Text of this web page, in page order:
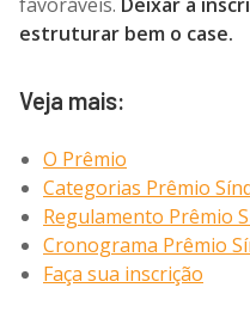
estruturar bem o case.
Veja mais:
O Prêmio
Categorias Prêmio
Regulamento Prêmio
Cronograma Prêmio
Faça sua inscrição